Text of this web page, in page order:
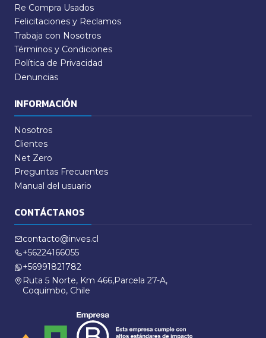
Re Compra Usados
Felicitaciones y Reclamos
Trabaja con Nosotros
Términos y Condiciones
Política de Privacidad
Denuncias
INFORMACIÓN
Nosotros
Clientes
Net Zero
Preguntas Frecuentes
Manual del usuario
CONTÁCTANOS
contacto@inves.cl
+56224166055
+56991821782
Ruta 5 Norte, Km 466,Parcela 27-A,
Coquimbo, Chile